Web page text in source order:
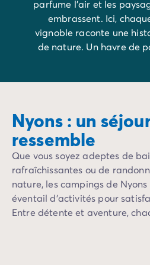
Camping La Palmyre
Camping Royan
Camping Provence-Alpes-
Camping Alpes-de-Haute-
Camping Cassis
Camping Marseille
Camping Var
Camping Fréjus
Camping Hyères les Palmiers
Camping Lavandou
Camping Port Grimaud
Camping Saint-Raphaël
parfume l’air et les
embrassent. Ici,
vignoble raconte une
de nature. Un havre de
Nyons : un
ressemble
Que vous soyez adeptes de
rafraîchissantes ou de
nature, les campings de
éventail d'activités pour
Entre détente et aventure,